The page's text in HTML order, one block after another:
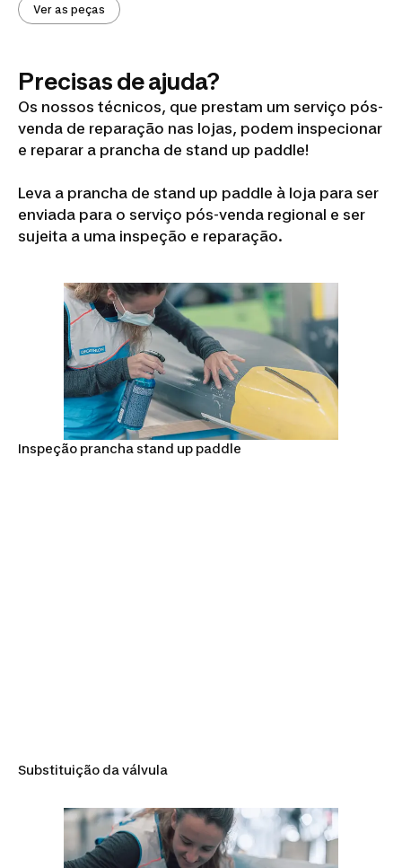
Ver as peças
Precisas de ajuda?
Os nossos técnicos, que prestam um serviço pós-
venda de reparação nas lojas, podem inspecionar
e reparar a prancha de stand up paddle!
Leva a prancha de stand up paddle à loja para ser
enviada para o serviço pós-venda regional e ser
sujeita a uma inspeção e reparação.
Inspeção prancha stand up paddle
Substituição da válvula